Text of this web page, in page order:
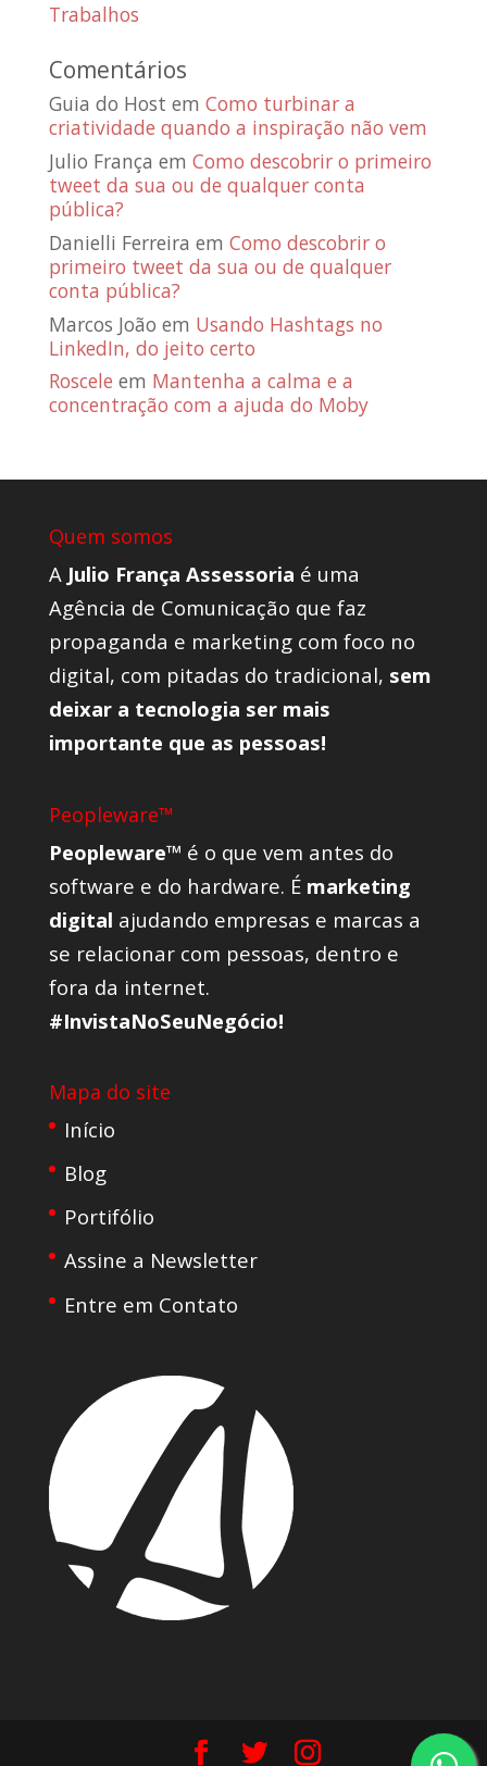
Trabalhos
Comentários
Guia do Host em Como turbinar a
criatividade quando a inspiração não vem
Julio França em Como descobrir o primeiro
tweet da sua ou de qualquer conta
pública?
Danielli Ferreira em Como descobrir o
primeiro tweet da sua ou de qualquer
conta pública?
Marcos João em Usando Hashtags no
LinkedIn, do jeito certo
Roscele em Mantenha a calma e a
concentração com a ajuda do Moby
Quem somos
A Julio França Assessoria é uma
Agência de Comunicação que faz
propaganda e marketing com foco no
digital, com pitadas do tradicional, sem
deixar a tecnologia ser mais
importante que as pessoas!
Peopleware™
Peopleware™ é o que vem antes do
software e do hardware. É marketing
digital ajudando empresas e marcas a
se relacionar com pessoas, dentro e
fora da internet.
#InvistaNoSeuNegócio!
Mapa do site
Início
Blog
Portifólio
Assine a Newsletter
Entre em Contato